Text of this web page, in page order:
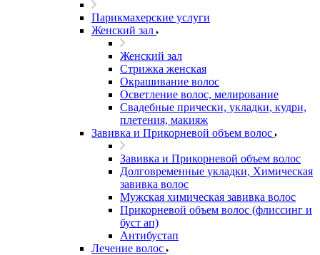
Парикмахерские услуги
Женский зал
Женский зал
Стрижка женская
Окрашивание волос
Осветление волос, мелирование
Свадебные прически, укладки, кудри,
плетения, макияж
Завивка и Прикорневой объем волос
Завивка и Прикорневой объем волос
Долговременные укладки, Химическая
завивка волос
Мужская химическая завивка волос
Прикорневой объем волос (флиссинг и
буст ап)
Антибустап
Лечение волос